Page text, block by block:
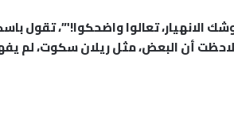
الانهيار، تعالوا واضحكوا!'”، تقول
لاحظت أن البعض، مثل ريلان سكوت، لم